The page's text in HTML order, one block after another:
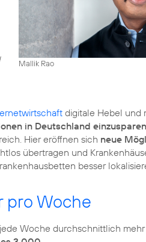
Mallik Rao
digitale Hebel und
in Deutschland einzusparen
Hier eröffnen sich neue
übertragen und
besser
pro Woche
Woche durchschnittlich